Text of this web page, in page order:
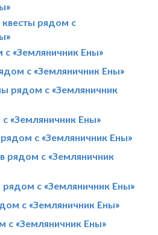
рядом с
«Земляничник Ены»
с «Земляничник Ены»
рядом с «Земляничник
«Земляничник Ены»
рядом с «Земляничник Ены»
рядом с «Земляничник
с «Земляничник Ены»
с «Земляничник Ены»
с «Земляничник Ены»